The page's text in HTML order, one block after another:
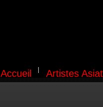
Accueil Artistes